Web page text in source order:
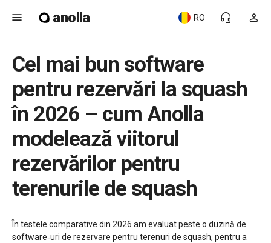
menu anolla person
headset_mic
RO
Cel mai bun software
pentru rezervări la squash
în 2026 – cum Anolla
modelează viitorul
rezervărilor pentru
terenurile de squash
În testele comparative din 2026 am evaluat peste o duzină de
software‑uri de rezervare pentru terenuri de squash, pentru a